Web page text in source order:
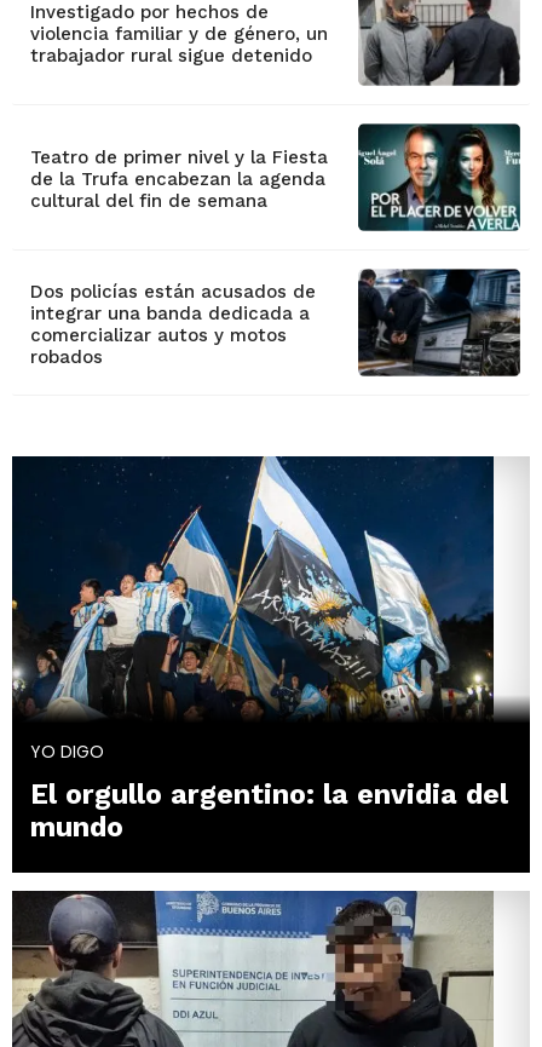
Investigado por hechos de
violencia familiar y de género, un
trabajador rural sigue detenido
Teatro de primer nivel y la Fiesta
de la Trufa encabezan la agenda
cultural del fin de semana
Dos policías están acusados de
integrar una banda dedicada a
comercializar autos y motos
robados
YO DIGO
El orgullo argentino: la envidia del
mundo